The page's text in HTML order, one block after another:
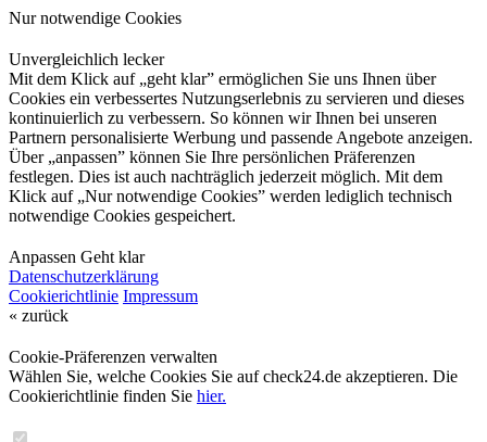
Nur notwendige Cookies
Unvergleichlich lecker
Mit dem Klick auf „geht klar” ermöglichen Sie uns Ihnen über
Cookies ein verbessertes Nutzungserlebnis zu servieren und dieses
kontinuierlich zu verbessern. So können wir Ihnen bei unseren
Partnern personalisierte Werbung und passende Angebote anzeigen.
Über „anpassen” können Sie Ihre persönlichen Präferenzen
festlegen. Dies ist auch nachträglich jederzeit möglich. Mit dem
Klick auf „Nur notwendige Cookies” werden lediglich technisch
notwendige Cookies gespeichert.
Anpassen Geht klar
Datenschutzerklärung
Cookierichtlinie Impressum
« zurück
Cookie-Präferenzen verwalten
Wählen Sie, welche Cookies Sie auf check24.de akzeptieren. Die
Cookierichtlinie finden Sie hier.